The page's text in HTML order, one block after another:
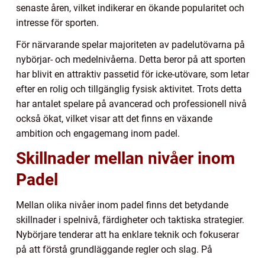
senaste åren, vilket indikerar en ökande popularitet och
intresse för sporten.
För närvarande spelar majoriteten av padelutövarna på
nybörjar- och medelnivåerna. Detta beror på att sporten
har blivit en attraktiv passetid för icke-utövare, som letar
efter en rolig och tillgänglig fysisk aktivitet. Trots detta
har antalet spelare på avancerad och professionell nivå
också ökat, vilket visar att det finns en växande
ambition och engagemang inom padel.
Skillnader mellan nivåer inom
Padel
Mellan olika nivåer inom padel finns det betydande
skillnader i spelnivå, färdigheter och taktiska strategier.
Nybörjare tenderar att ha enklare teknik och fokuserar
på att förstå grundläggande regler och slag. På